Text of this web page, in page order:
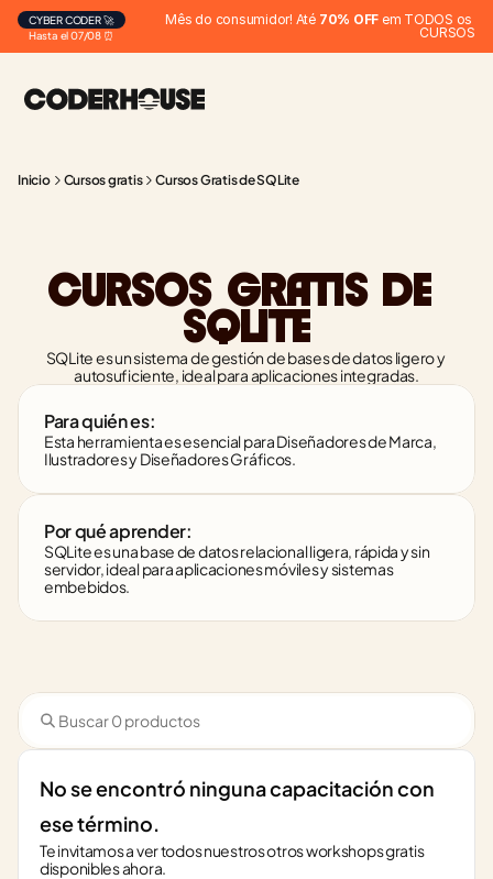
Hasta el 07/08 ⏰
CYBER CODER 🚀 Mês do consumidor! Até 70% OFF em TODOS os
CURSOS
Inicio Cursos gratis Cursos Gratis de SQLite
CURSOS GRATIS DE
SQLITE
SQLite es un sistema de gestión de bases de datos ligero y
autosuficiente, ideal para aplicaciones integradas.
Para quién es:
Esta herramienta es esencial para Diseñadores de Marca,
Ilustradores y Diseñadores Gráficos.
Por qué aprender:
SQLite es una base de datos relacional ligera, rápida y sin
servidor, ideal para aplicaciones móviles y sistemas
embebidos.
No se encontró ninguna capacitación con
ese término.
Te invitamos a ver todos nuestros otros workshops gratis
disponibles ahora.